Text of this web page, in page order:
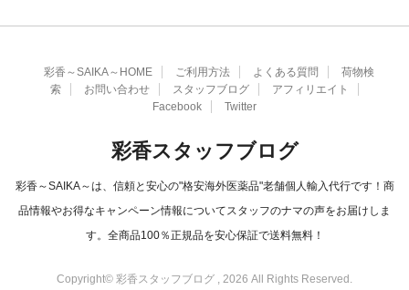
彩香～SAIKA～HOME ご利用方法 よくある質問
荷物検
索
お問い合わせ スタッフブログ
アフィリエイト
Facebook
Twitter
彩香スタッフブログ
彩香～SAIKA～は、信頼と安心の"格安海外医薬品"老舗個人輸入代行です！商
品情報やお得なキャンペーン情報についてスタッフのナマの声をお届けしま
す。全商品100％正規品を安心保証で送料無料！
Copyright© 彩香スタッフブログ , 2026 All Rights Reserved.